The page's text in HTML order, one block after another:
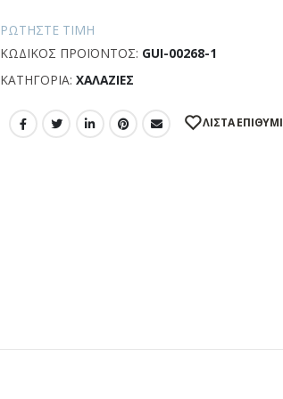
ΡΩΤΉΣΤΕ ΤΙΜΉ
ΚΩΔΙΚΌΣ ΠΡΟΪΌΝΤΟΣ: GUI-00268-1
ΚΑΤΗΓΟΡΊΑ:ΧΑΛΑΖΊΕΣ
ΛΊΣΤΑ